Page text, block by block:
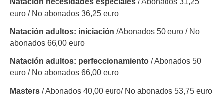
euro / No abonados 36,25 euro
Natación adultos: iniciación /Abonados 50 euro / No
abonados 66,00 euro
Natación adultos: perfeccionamiento / Abonados 50
euro / No abonados 66,00 euro
Masters / Abonados 40,00 euro/ No abonados 53,75 euro